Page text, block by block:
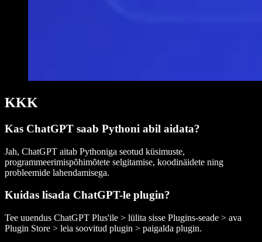
KKK
Kas ChatGPT saab Pythoni abil aidata?
Jah, ChatGPT aitab Pythoniga seotud küsimuste,
programmeerimispõhimõtete selgitamise, koodinäidete ning
probleemide lahendamisega.
Kuidas lisada ChatGPT-le plugin?
Tee uuendus ChatGPT Plus'ile > lülita sisse Plugins-seade > ava
Plugin Store > leia soovitud plugin > paigalda plugin.